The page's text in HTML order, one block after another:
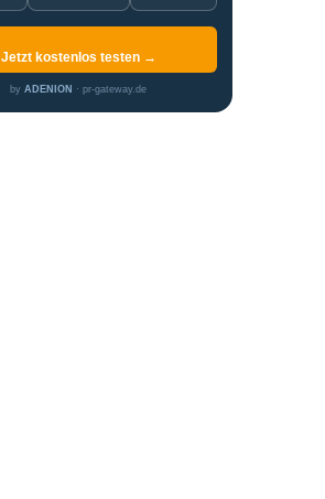
Jetzt kostenlos testen →
by ADENION · pr-gateway.de